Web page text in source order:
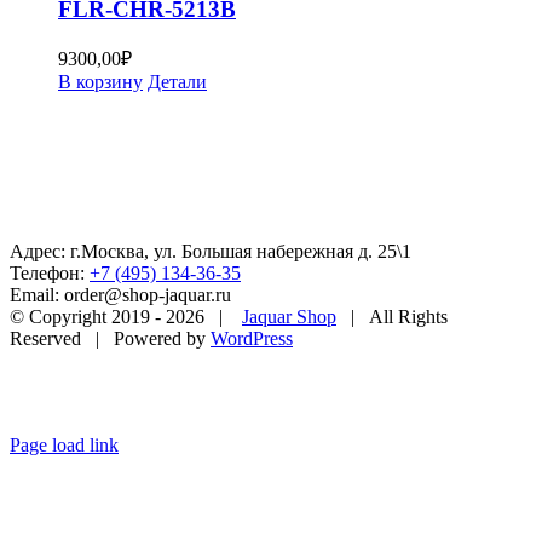
FLR-CHR-5213B
9300,00₽
В корзину Детали
Адрес: г.Москва, ул. Большая набережная д. 25\1
Телефон: +7 (495) 134-36-35
Email: order@shop-jaquar.ru
© Copyright 2019 - 2026 | Jaquar Shop | All Rights
Reserved | Powered by WordPress
Page load link